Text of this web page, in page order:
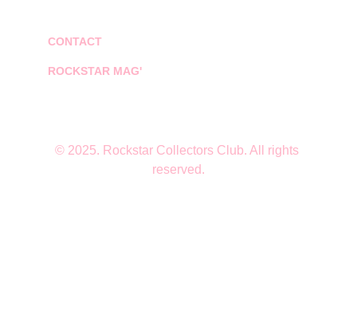
CONTACT
© 2025. Rockstar Collectors Club. All rights
reserved.
ROCKSTAR MAG'